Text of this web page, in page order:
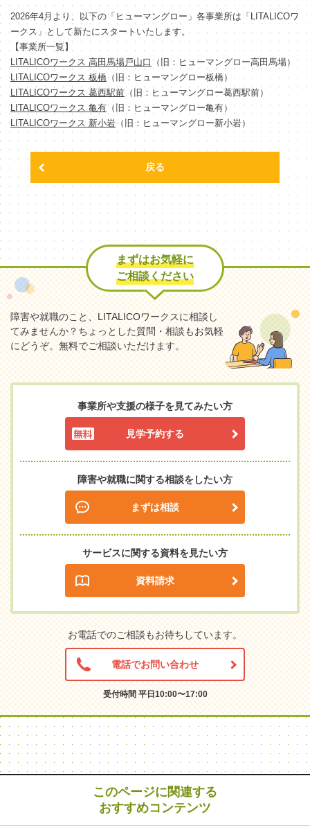
2026年4月より、以下の「ヒューマングロー」各事業所は「LITALICOワ
ークス」として新たにスタートいたします。
【事業所一覧】
LITALICOワークス 高田馬場戸山口 （旧：ヒューマングロー高田馬場）
LITALICOワークス 板橋（旧：ヒューマングロー板橋）
LITALICOワークス 葛西駅前 （旧：ヒューマングロー葛西駅前）
LITALICOワークス 亀有（旧：ヒューマングロー亀有）
LITALICOワークス 新小岩（旧：ヒューマングロー新小岩）
戻る
まずはお気軽に
ご相談ください
障害や就職のこと、LITALICOワークスに相談し
てみませんか？ちょっとした質問・相談もお気軽
にどうぞ。無料でご相談いただけます。
事業所や支援の様子を見てみたい方
見学予約する
障害や就職に関する相談をしたい方
まずは相談
サービスに関する資料を見たい方
資料請求
お電話でのご相談もお待ちしています。
電話でお問い合わせ
受付時間 平日10:00〜17:00
このページに関連する
おすすめコンテンツ